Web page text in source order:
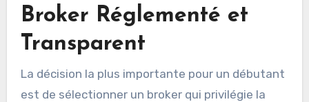
Broker Réglementé et
Transparent
La décision la plus importante pour un débutant
est de sélectionner un broker qui privilégie la